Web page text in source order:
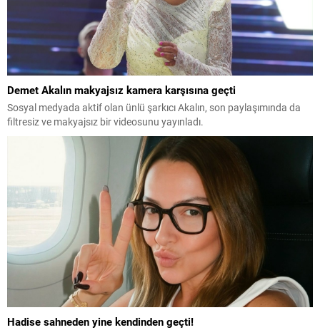
Demet Akalın makyajsız kamera karşısına geçti
Sosyal medyada aktif olan ünlü şarkıcı Akalın, son paylaşımında da
filtresiz ve makyajsız bir videosunu yayınladı.
Hadise sahneden yine kendinden geçti!